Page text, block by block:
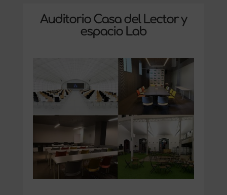
Auditorio Casa del Lector y
espacio Lab